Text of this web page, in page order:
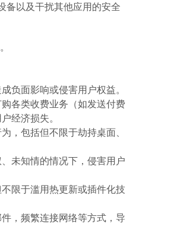
备以及干扰其他应用的安全
负面影响或侵害用户权益。
各类收费业务（如发送付费
经济损失。
，包括但不限于劫持桌面、
未知情的情况下，侵害用户
限于滥用热更新或插件化技
，频繁连接网络等方式，导